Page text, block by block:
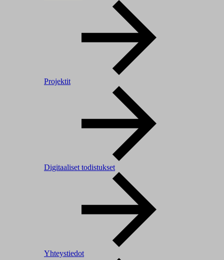
Projektit
Digitaaliset todistukset
Yhteystiedot